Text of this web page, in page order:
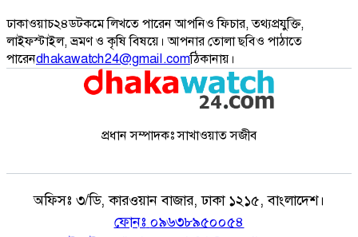
ঢাকাওয়াচ২৪ডটকমে লিখতে পারেন আপনিও ফিচার, তথ্যপ্রযুক্তি,
লাইফস্টাইল, ভ্রমণ ও কৃষি বিষয়ে। আপনার তোলা ছবিও পাঠাতে
পারেনdhakawatch24@gmail.comঠিকানায়।
প্রধান সম্পাদকঃ সাখাওয়াত সজীব
অফিসঃ ৩/ডি, কারওয়ান বাজার, ঢাকা ১২১৫, বাংলাদেশ।
ফোনঃ ০৯৬৩৮৯৫০০৫৪